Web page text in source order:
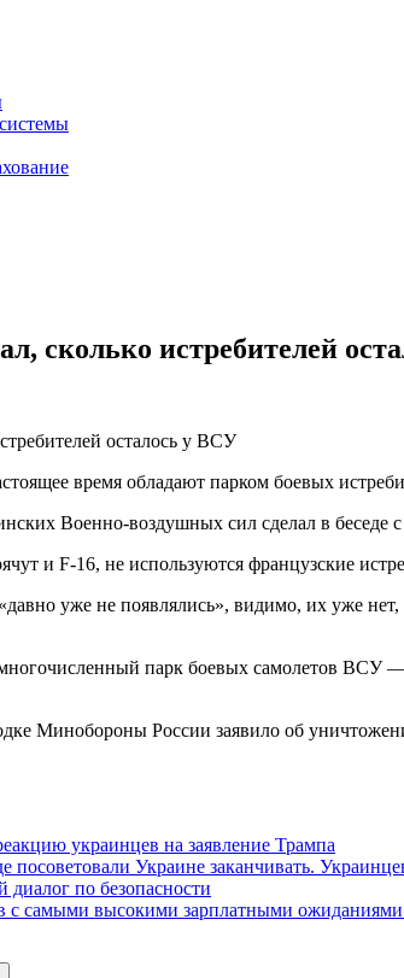
сколько истребителей
время обладают парком боевых
Военно-воздушных сил сделал в беседе
и F-16, не используются французские
уже не появлялись», видимо, их уже
парк боевых самолетов ВСУ —
Минобороны России заявило об
украинцев на заявление Трампа
посоветовали Украине заканчивать.
по безопасности
с самыми высокими зарплатными ожиданиями